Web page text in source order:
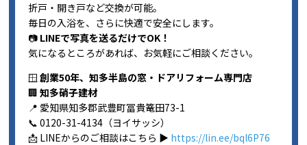
折戸・開き戸など交換が可能。
毎日の入浴を、さらに快適で安全にします。
📷 LINEで写真を送るだけでOK！
気になるところがあれば、お気軽にご相談ください。
🪟 創業50年、知多半島の窓・ドアリフォーム専門店
🏢 知多硝子建材
📍 愛知県知多郡武豊町冨貴篭田73-1
📞 0120-31-4134（ヨイサッシ）
📩 LINEからのご相談はこちら ▶ https://lin.ee/bql6P76